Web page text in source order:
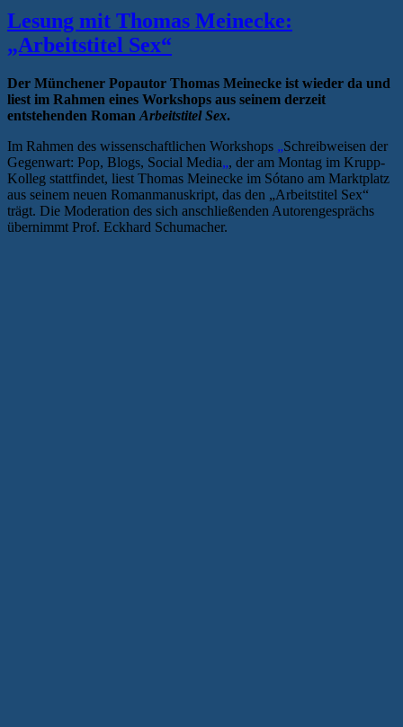
„Volksfeind“
goes
Simbabwe“
Lesung mit Thomas Meinecke:
„Arbeitstitel Sex“
Der Münchener Popautor Thomas Meinecke ist wieder da und
liest im Rahmen eines Workshops aus seinem derzeit
entstehenden Roman Arbeitstitel Sex.
Im Rahmen des wissenschaftlichen Workshops „Schreibweisen der
Gegenwart: Pop, Blogs, Social Media„, der am Montag im Krupp-
Kolleg stattfindet, liest Thomas Meinecke im Sótano am Marktplatz
aus seinem neuen Romanmanuskript, das den „Arbeitstitel Sex“
trägt. Die Moderation des sich anschließenden Autorengesprächs
übernimmt Prof. Eckhard Schumacher.